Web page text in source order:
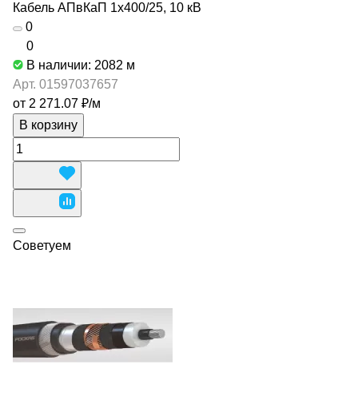
Кабель АПвКаП 1х400/25, 10 кВ
0
0
В наличии: 2082 м
Арт. 01597037657
от 2 271.07 ₽/м
В корзину
Советуем